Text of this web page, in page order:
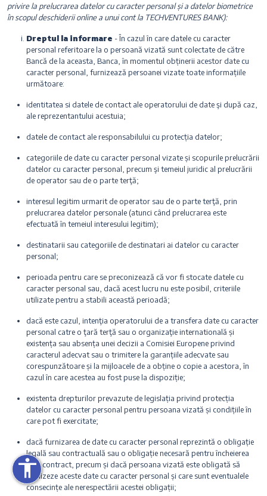
privire la prelucrarea datelor cu caracter personal și a datelor biometrice
în scopul deschiderii online a unui cont la TECHVENTURES BANK):
Dreptul la informare - În cazul în care datele cu caracter
personal referitoare la o persoană vizată sunt colectate de către
Bancă de la aceasta, Banca, în momentul obținerii acestor date cu
caracter personal, furnizează persoanei vizate toate informațiile
următoare:
identitatea si datele de contact ale operatorului de date şi după caz,
ale reprezentantului acestuia;
datele de contact ale responsabilului cu protecția datelor;
categoriile de date cu caracter personal vizate și scopurile prelucrării
datelor cu caracter personal, precum şi temeiul juridic al prelucrării
de operator sau de o parte terţă;
interesul legitim urmarit de operator sau de o parte terţă, prin
prelucrarea datelor personale (atunci când prelucrarea este
efectuată în temeiul interesului legitim);
destinatarii sau categoriile de destinatari ai datelor cu caracter
personal;
perioada pentru care se preconizează că vor fi stocate datele cu
caracter personal sau, dacă acest lucru nu este posibil, criteriile
utilizate pentru a stabili această perioadă;
dacă este cazul, intenţia operatorului de a transfera date cu caracter
personal catre o ţară terţă sau o organizaţie internatională și
existența sau absența unei decizii a Comisiei Europene privind
caracterul adecvat sau o trimitere la garanțiile adecvate sau
corespunzătoare și la mijloacele de a obține o copie a acestora, în
cazul în care acestea au fost puse la dispoziție;
existenta drepturilor prevazute de legislația privind protecția
datelor cu caracter personal pentru persoana vizată și condițiile în
care pot fi exercitate;
dacă furnizarea de date cu caracter personal reprezintă o obligație
legală sau contractuală sau o obligație necesară pentru încheierea
unui contract, precum și dacă persoana vizată este obligată să
furnizeze aceste date cu caracter personal și care sunt eventualele
consecințe ale nerespectării acestei obligații;
accessibility
textului
dimensiunea textului
culorile
legăturile